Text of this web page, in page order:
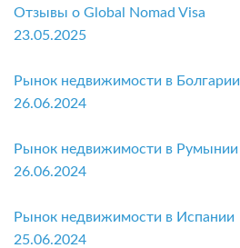
Отзывы о Global Nomad Visa
23.05.2025
Рынок недвижимости в Болгарии
26.06.2024
Рынок недвижимости в Румынии
26.06.2024
Рынок недвижимости в Испании
25.06.2024